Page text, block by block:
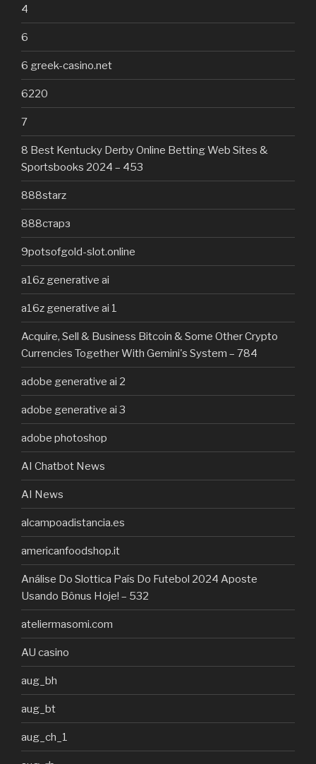
4
6
6 greek-casino.net
6220
7
8 Best Kentucky Derby Online Betting Web Sites &
Sportsbooks 2024 – 453
888starz
888старз
9potsofgold-slot.online
a16z generative ai
a16z generative ai 1
Acquire, Sell & Business Bitcoin & Some Other Crypto
Currencies Together With Gemini's System – 784
adobe generative ai 2
adobe generative ai 3
adobe photoshop
AI Chatbot News
AI News
alcampoadistancia.es
americanfoodshop.it
Análise Do Slottica País Do Futebol 2024 Aposte
Usando Bônus Hoje! – 532
ateliermasomi.com
AU casino
aug_bh
aug_bt
aug_ch_1